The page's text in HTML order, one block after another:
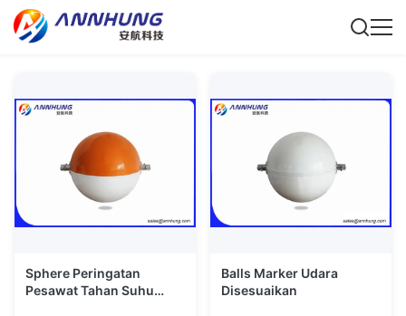
Sphere Peringatan
Pesawat Tahan Suhu
Balls Marker Udara
Disesuaikan